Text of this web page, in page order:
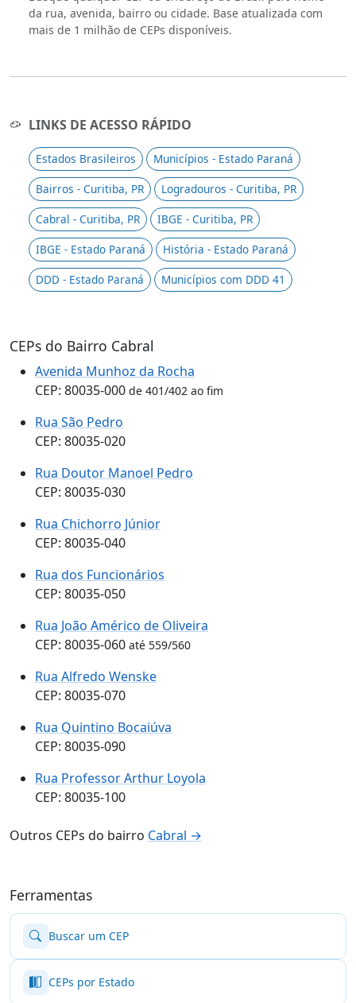
da rua, avenida, bairro ou cidade. Base atualizada com
mais de 1 milhão de CEPs disponíveis.
LINKS DE ACESSO RÁPIDO
Estados Brasileiros
Municípios - Estado Paraná
Bairros - Curitiba, PR
Logradouros - Curitiba, PR
Cabral - Curitiba, PR
IBGE - Curitiba, PR
IBGE - Estado Paraná
História - Estado Paraná
DDD - Estado Paraná
Municípios com DDD 41
CEPs do Bairro Cabral
Avenida Munhoz da Rocha
CEP: 80035-000 de 401/402 ao fim
Rua São Pedro
CEP: 80035-020
Rua Doutor Manoel Pedro
CEP: 80035-030
Rua Chichorro Júnior
CEP: 80035-040
Rua dos Funcionários
CEP: 80035-050
Rua João Américo de Oliveira
CEP: 80035-060 até 559/560
Rua Alfredo Wenske
CEP: 80035-070
Rua Quintino Bocaiúva
CEP: 80035-090
Rua Professor Arthur Loyola
CEP: 80035-100
Outros CEPs do bairro Cabral →
Ferramentas
Buscar um CEP
CEPs por Estado